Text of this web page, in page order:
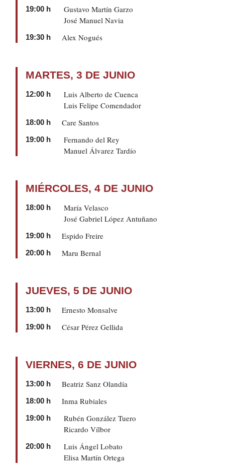
19:00 h
Gustavo Martín Garzo
José Manuel Navia
19:30 h Alex Nogués
MARTES, 3 DE JUNIO
12:00 h
Luis Alberto de Cuenca
Luis Felipe Comendador
18:00 h Care Santos
19:00 h
Fernando del Rey
Manuel Álvarez Tardío
MIÉRCOLES, 4 DE JUNIO
18:00 h
María Velasco
José Gabriel López Antuñano
19:00 h Espido Freire
20:00 h Maru Bernal
JUEVES, 5 DE JUNIO
13:00 h Ernesto Monsalve
19:00 h César Pérez Gellida
VIERNES, 6 DE JUNIO
13:00 h Beatriz Sanz Olandía
18:00 h Inma Rubiales
19:00 h
Rubén González Tuero
Ricardo Vílbor
20:00 h
Luis Ángel Lobato
Elisa Martín Ortega